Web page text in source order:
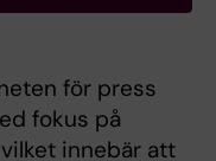
för press
fokus på
innebär att